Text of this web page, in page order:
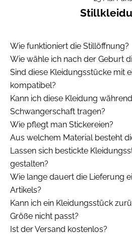
Wie funktioniert die Stillöffnung?
Wie wähle ich nach der Geburt
Sind diese Kleidungsstücke mit
kompatibel?
Kann ich diese Kleidung
Schwangerschaft tragen?
Wie pflegt man Stickereien?
Aus welchem Material besteht
Lassen sich bestickte
gestalten?
Wie lange dauert die Lieferung
Artikels?
Kann ich ein Kleidungsstück
Größe nicht passt?
Ist der Versand kostenlos?